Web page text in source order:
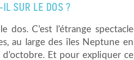
SUR LE DOS ?
C’est l’étrange spectacle
au large des îles Neptune en
Et pour expliquer ce